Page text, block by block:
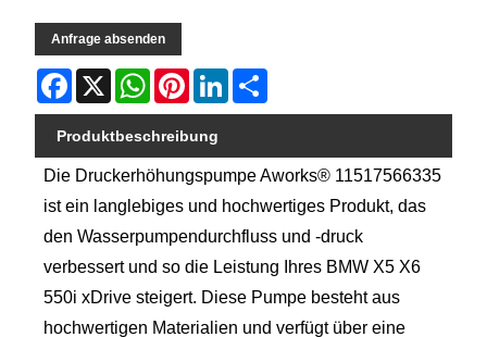
Anfrage absenden
Facebook
X WhatsAppPinterestLinkedIn
Produktbeschreibung
Die Druckerhöhungspumpe Aworks® 11517566335
ist ein langlebiges und hochwertiges Produkt, das
den Wasserpumpendurchfluss und -druck
verbessert und so die Leistung Ihres BMW X5 X6
550i xDrive steigert. Diese Pumpe besteht aus
hochwertigen Materialien und verfügt über eine